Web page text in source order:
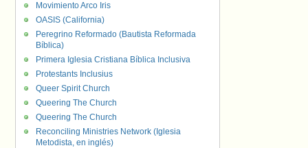
Movimiento Arco Iris
OASIS (California)
Peregrino Reformado (Bautista Reformada
Bíblica)
Primera Iglesia Cristiana Bíblica Inclusiva
Protestants Inclusius
Queer Spirit Church
Queering The Church
Queering The Church
Reconciling Ministries Network (Iglesia
Metodista, en inglés)